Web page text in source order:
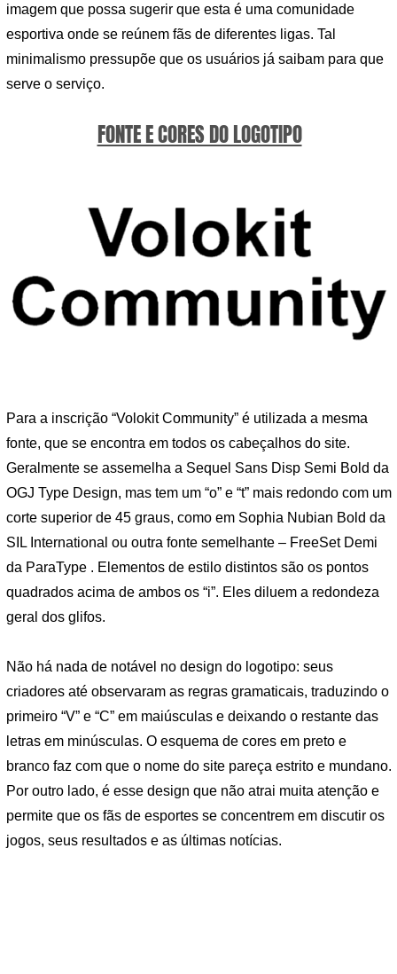
imagem que possa sugerir que esta é uma comunidade
esportiva onde se reúnem fãs de diferentes ligas. Tal
minimalismo pressupõe que os usuários já saibam para que
serve o serviço.
FONTE E CORES DO LOGOTIPO
Para a inscrição “Volokit Community” é utilizada a mesma
fonte, que se encontra em todos os cabeçalhos do site.
Geralmente se assemelha a Sequel Sans Disp Semi Bold da
OGJ Type Design, mas tem um “o” e “t” mais redondo com um
corte superior de 45 graus, como em Sophia Nubian Bold da
SIL International ou outra fonte semelhante – FreeSet Demi
da ParaType . Elementos de estilo distintos são os pontos
quadrados acima de ambos os “i”. Eles diluem a redondeza
geral dos glifos.
Não há nada de notável no design do logotipo: seus
criadores até observaram as regras gramaticais, traduzindo o
primeiro “V” e “C” em maiúsculas e deixando o restante das
letras em minúsculas. O esquema de cores em preto e
branco faz com que o nome do site pareça estrito e mundano.
Por outro lado, é esse design que não atrai muita atenção e
permite que os fãs de esportes se concentrem em discutir os
jogos, seus resultados e as últimas notícias.